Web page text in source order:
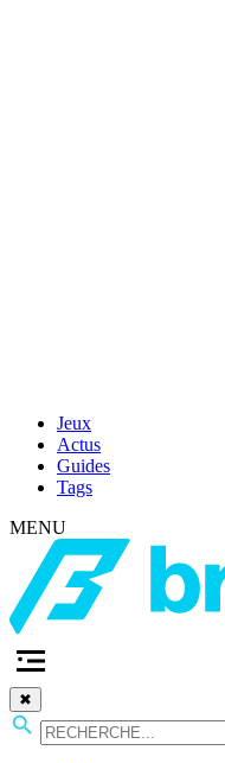
Jeux
Actus
Guides
Tags
MENU
✖